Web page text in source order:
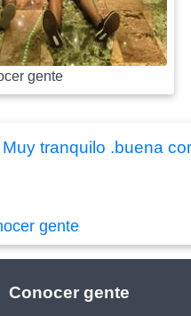
gente
tranquilo .buena
gente
Conocer gente